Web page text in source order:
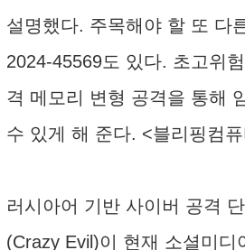
설명했다. 주목해야 할 또 다
2024-45569도 있다. 초고위
격 메모리 변형 공격을 통해
수 있게 해 준다. <블리핑컴
러시아어 기반 사이버 공격
(Crazy Evil)이 현재 소셜미디